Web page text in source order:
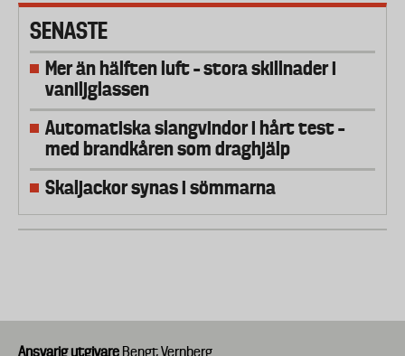
SENASTE
Mer än hälften luft – stora skillnader i
vaniljglassen
Automatiska slangvindor i hårt test –
med brandkåren som draghjälp
Skaljackor synas i sömmarna
Ansvarig utgivare Bengt Vernberg